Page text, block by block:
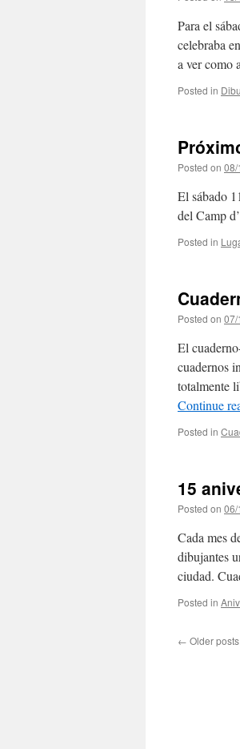
Para el
celebraba
a ver como
Posted in
Posted on 08/
El sábado
del Camp
Posted in
Posted on 07/
El
cuadernos
totalmente
Continue
Posted in
15
Posted on 06/
Cada mes
dibujantes
ciudad.
Posted in
← Older posts